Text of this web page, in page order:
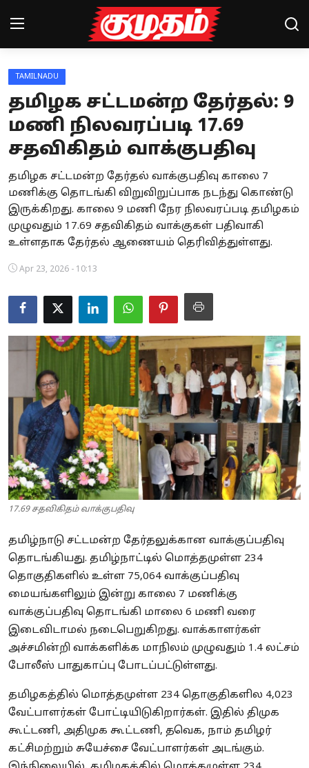
Home
Magazines
Games
Cinema
Videos
Health
Sports
Special Story
Crime
Tamilnadu
National
World
Astrology
Spirituality
Weather
Politics
TAMILNADU
தமிழக சட்டமன்ற தேர்தல்: 9
மணி நிலவரப்படி 17.69
சதவிகிதம் வாக்குபதிவு
தமிழக சட்டமன்ற தேர்தல் வாக்குபதிவு காலை 7
மணிக்கு தொடங்கி விறுவிறுப்பாக நடந்து கொண்டு
இருக்கிறது. காலை 9 மணி நேர நிலவரப்படி தமிழகம்
முழுவதும் 17.69 சதவிகிதம் வாக்குகள் பதிவாகி
உள்ளதாக தேர்தல் ஆணையம் தெரிவித்துள்ளது.
Apr 23, 2026 - 10:13
17.69 சதவிகிதம் வாக்குபதிவு
தமிழ்நாடு சட்டமன்ற தேர்தலுக்கான வாக்குப்பதிவு
தொடங்கியது. தமிழ்நாட்டில் மொத்தமுள்ள 234
தொகுதிகளில் உள்ள 75,064 வாக்குப்பதிவு
மையங்களிலும் இன்று காலை 7 மணிக்கு
வாக்குப்பதிவு தொடங்கி மாலை 6 மணி வரை
இடைவிடாமல் நடைபெறுகிறது. வாக்காளர்கள்
அச்சமின்றி வாக்களிக்க மாநிலம் முழுவதும் 1.4 லட்சம்
போலீஸ் பாதுகாப்பு போடப்பட்டுள்ளது.
தமிழகத்தில் மொத்தமுள்ள 234 தொகுதிகளில 4,023
வேட்பாளர்கள் போட்டியிடுகிறார்கள். இதில் திமுக
கூட்டணி, அதிமுக கூட்டணி, தவெக, நாம் தமிழர்
கட்சிமற்றும் சுயேச்சை வேட்பாளர்கள் அடங்கும்.